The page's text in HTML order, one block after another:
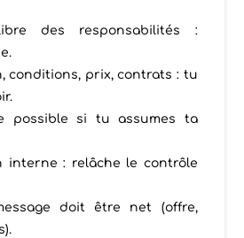
des responsabilités :
conditions, prix, contrats : tu
possible si tu assumes ta
interne : relâche le contrôle
doit être net (offre,